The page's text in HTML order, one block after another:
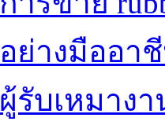
อย่างมืออา
ผู้รับเหมาง